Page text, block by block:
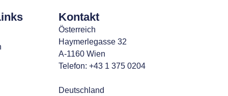
Kontakt
Österreich
Haymerlegasse 32
A-1160 Wien
Telefon: +43 1 375 0204
Deutschland